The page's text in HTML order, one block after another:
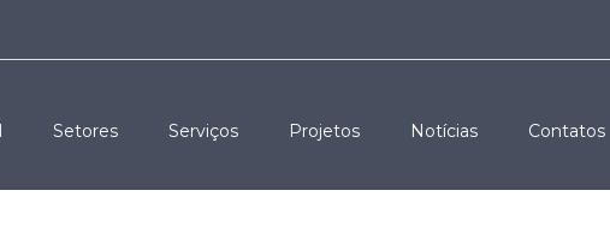
Setores Serviços Projetos Notícias Contatos